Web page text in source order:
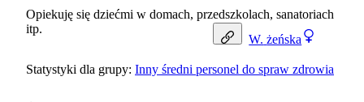
W. żeńska
Opiekuję się dziećmi w domach, przedszkolach, sanatoriach
itp.
Statystyki dla grupy: Inny średni personel do spraw zdrowia